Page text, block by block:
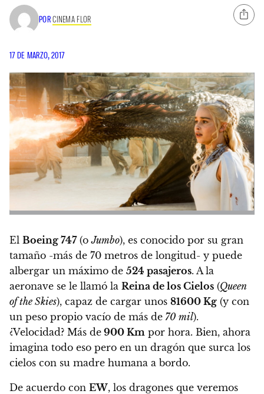
PORCINEMA FLOR
17 DE MARZO, 2017
El Boeing 747(oJumbo), es conocido por su gran
tamaño -más de 70 metros de longitud- y puede
albergar un máximo de 524 pasajeros. A la
aeronave se le llamó la Reina de los Cielos (Queen
of the Skies), capaz de cargar unos 81600 Kg (y con
un peso propio vacío de más de 70 mil).
¿Velocidad? Más de 900 Km por hora. Bien, ahora
imagina todo eso pero en un dragón que surca los
cielos con su madre humana a bordo.
De acuerdo con EW, los dragones que veremos